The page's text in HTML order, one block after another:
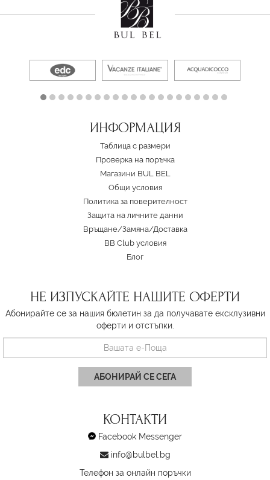
ИНФОРМАЦИЯ
Таблица с размери
Проверка на поръчка
Магазини BUL BEL
Oбщи условия
Политика за поверителност
Защита на личните данни
Връщане/Замяна/Доставка
BB Club условия
Блог
НЕ ИЗПУСКАЙТЕ НАШИТЕ ОФЕРТИ
Абонирайте се за нашия бюлетин за да получавате ексклузивни
оферти и отстъпки.
АБОНИРАЙ СЕ СЕГА
КОНТАКТИ
Facebook Messenger
info@bulbel.bg
Телефон за онлайн поръчки